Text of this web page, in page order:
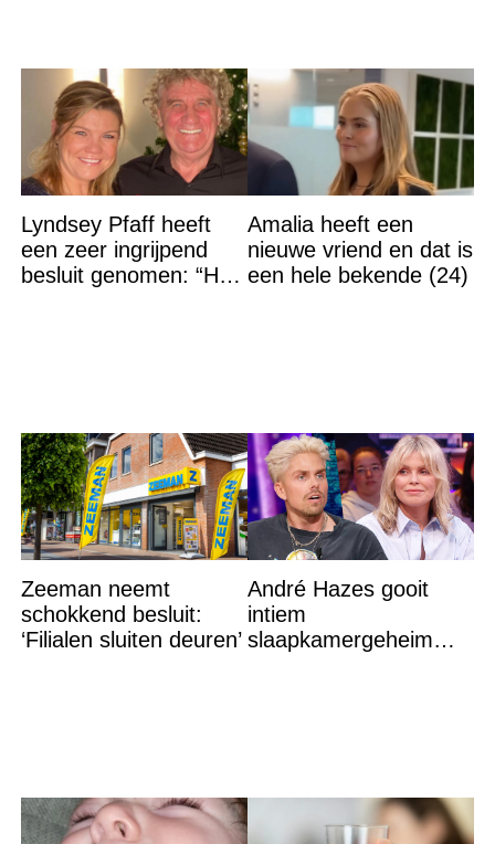
Lyndsey Pfaff heeft
een zeer ingrijpend
besluit genomen: “Het
Amalia heeft een
nieuwe vriend en dat is
een hele bekende (24)
Zeeman neemt
schokkend besluit:
‘Filialen sluiten deuren’
André Hazes gooit
intiem
slaapkamergeheim